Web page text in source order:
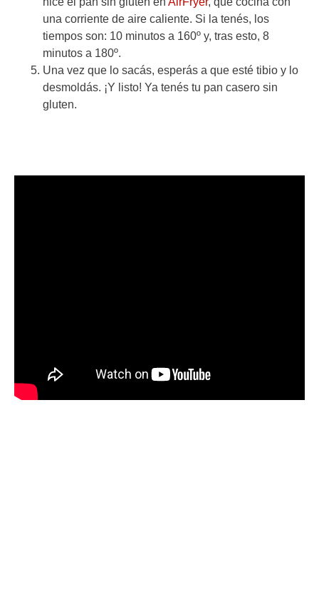
una corriente de aire caliente. Si la tenés, los
tiempos son: 10 minutos a 160º y, tras esto, 8
minutos a 180º.
Una vez que lo sacás, esperás a que esté tibio y lo
desmoldás. ¡Y listo! Ya tenés tu pan casero sin
gluten.